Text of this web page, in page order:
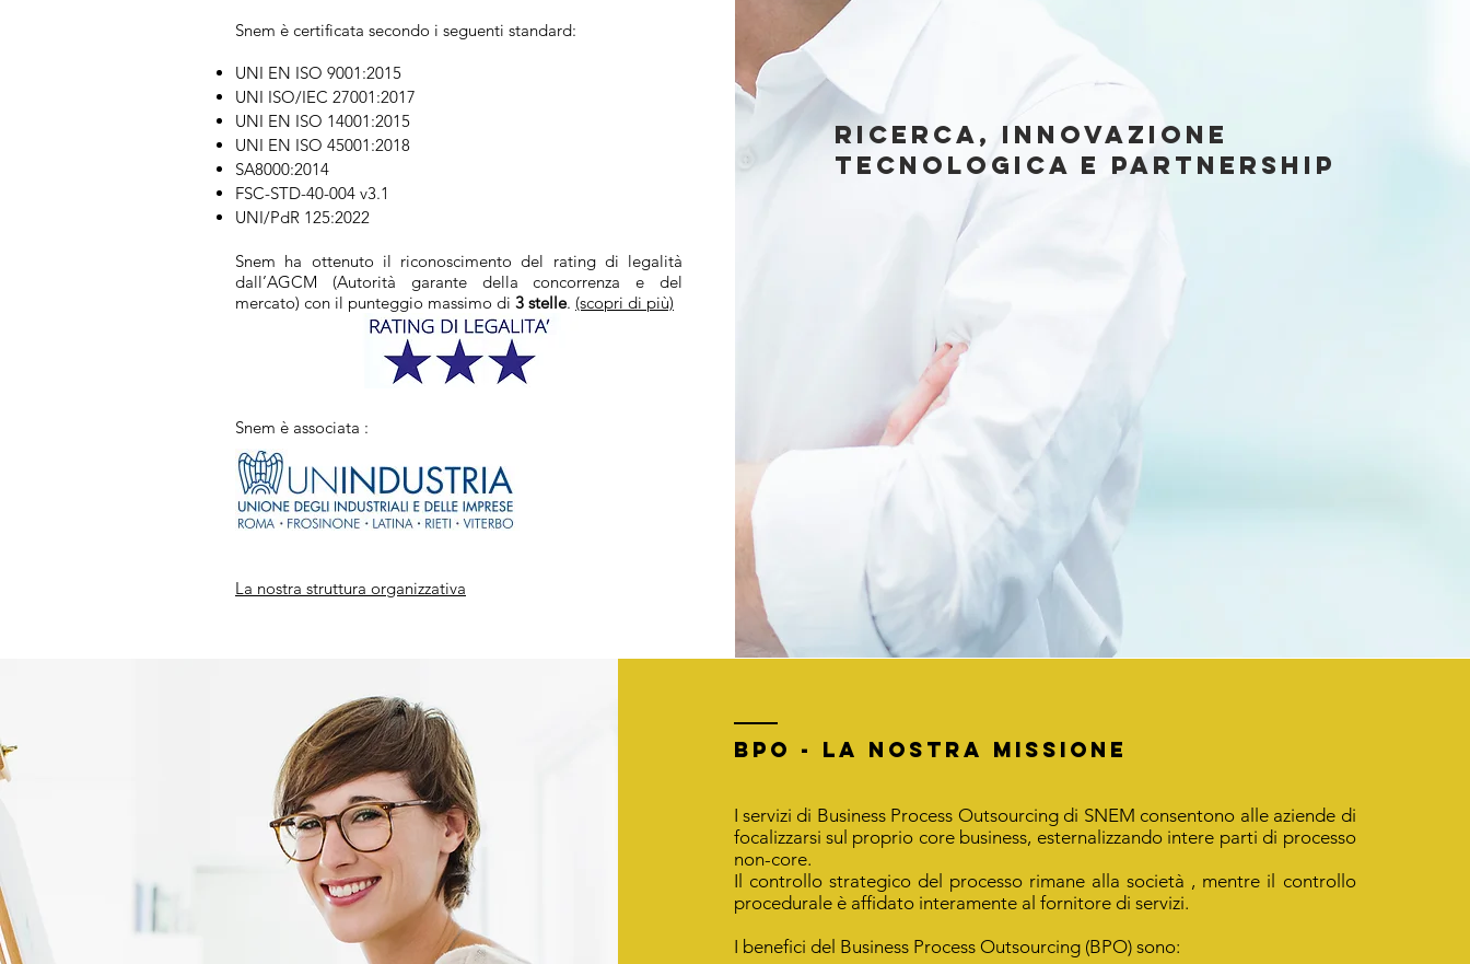
Snem è certificata secondo i seguenti standard:
UNI EN ISO 9001:2015
UNI ISO/IEC 27001:2017
UNI EN ISO 14001:2015
UNI EN ISO 45001:2018
SA8000:2014
FSC-STD-40-004 v3.1
UNI/PdR 125:2022
Snem ha ottenuto il riconoscimento del rating di legalità
dall’AGCM (Autorità garante della concorrenza e del
mercato) con il punteggio massimo di 3 stelle. (scopri di più)
Snem è associata :
La nostra struttura organizzativa
ricerca, innovazione
tecnologica e partnership
BPO - la nostra missione
I servizi di Business Process Outsourcing di SNEM consentono alle aziende di
focalizzarsi sul proprio core business, esternalizzando intere parti di processo
non-core.
Il controllo strategico del processo rimane alla società , mentre il controllo
procedurale è affidato interamente al fornitore di servizi.
I benefici del Business Process Outsourcing (BPO) sono: